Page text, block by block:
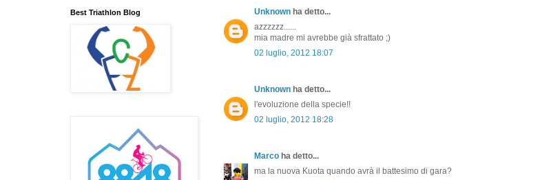
Unknown ha detto...
azzzzzz......
mia madre mi avrebbe già sfrattato ;)
02 luglio, 2012 18:07
Unknown ha detto...
l'evoluzione della specie!!
02 luglio, 2012 18:28
Marco ha detto...
ma la nuova Kuota quando avrà il battesimo di gara?
Best Triathlon Blog